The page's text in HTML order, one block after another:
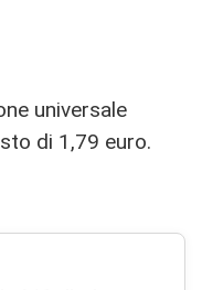
universale
di 1,79 euro.